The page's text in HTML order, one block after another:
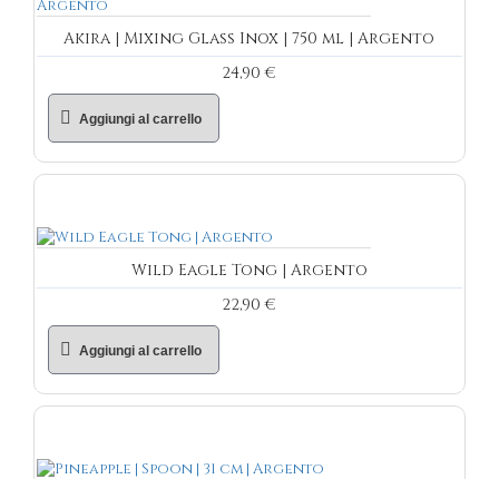
Akira | Mixing Glass Inox | 750 ml | Argento
24,90 €
Aggiungi al carrello
Wild Eagle Tong | Argento
22,90 €
Aggiungi al carrello